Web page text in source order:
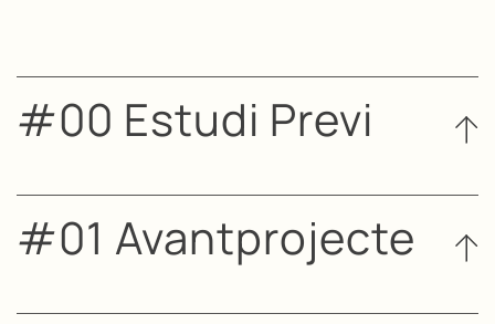
#00 Estudi Previ
#01 Avantprojecte